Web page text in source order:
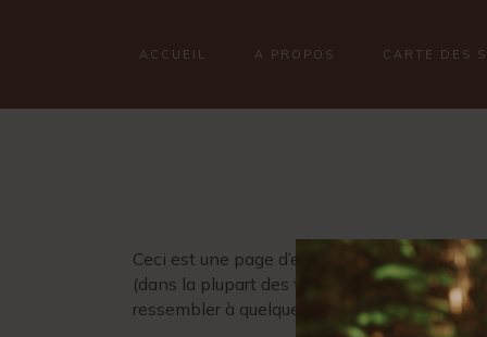
ACCUEIL A PROPOS CARTE DES
Ceci est une page d’exemple. C’est
(dans la plupart des thèmes). La plupart
ressembler à quelque chose comme cela :